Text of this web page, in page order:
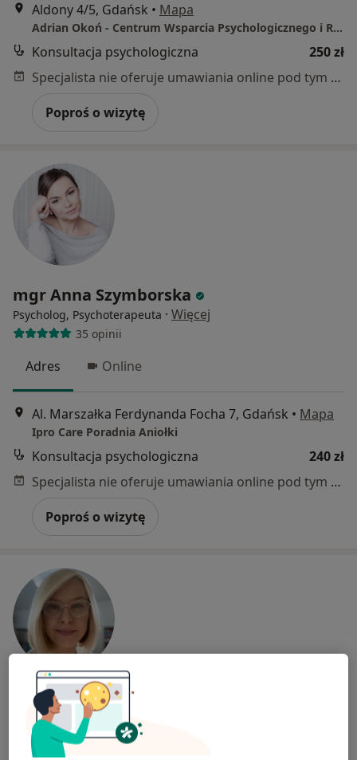
Aldony 4/5, Gdańsk • Mapa
Adrian Okoń - Centrum Wsparcia Psychologicznego i Rozwoju w Gdańsku
Konsultacja psychologiczna
250 zł
Specjalista nie oferuje umawiania online pod tym adresem.
Poproś o wizytę
mgr Anna Szymborska
Psycholog, Psychoterapeuta · Więcej
35 opinii
Adres Online
Al. Marszałka Ferdynanda Focha 7, Gdańsk • Mapa
Ipro Care Poradnia Aniołki
Konsultacja psychologiczna
240 zł
Specjalista nie oferuje umawiania online pod tym adresem.
Poproś o wizytę
Bezpieczne płatności
mgr Izabela Krzywicka
Psycholog, Psychotraumatolog, Seksuolog